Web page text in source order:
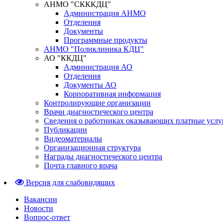
АНМО "СКККДЦ"
Администрация АНМО
Отделения
Документы
Программные продукты
АНМО "Поликлиника КДЦ"
АО "ККДЦ"
Администрация АО
Отделения
Документы АО
Корпоративная информация
Контролирующие организации
Врачи диагностического центра
Сведения о работниках оказывающих платные
Публикации
Видеоматериалы
Организационная структура
Награды диагностического центра
Почта главного врача
Версия для слабовидящих
Вакансии
Новости
Вопрос-ответ